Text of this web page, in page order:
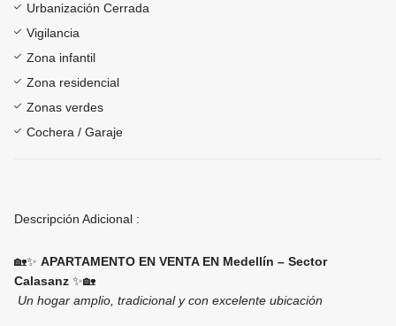
Urbanización Cerrada
Vigilancia
Zona infantil
Zona residencial
Zonas verdes
Cochera / Garaje
Descripción Adicional :
🏡✨ APARTAMENTO EN VENTA EN Medellín – Sector
Calasanz ✨🏡
Un hogar amplio, tradicional y con excelente ubicación